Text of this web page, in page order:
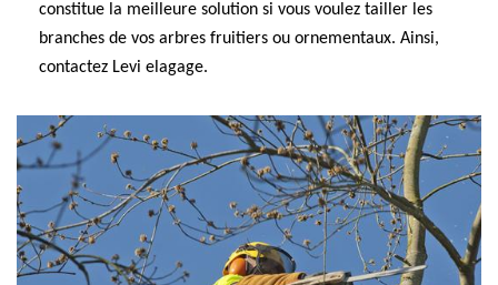
constitue la meilleure solution si vous voulez tailler les
branches de vos arbres fruitiers ou ornementaux. Ainsi,
contactez Levi elagage.